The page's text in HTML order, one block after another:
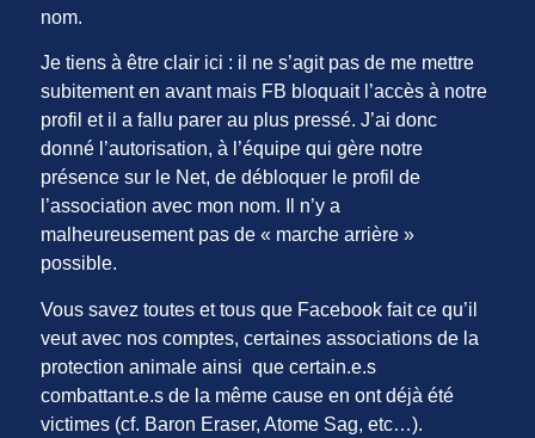
nom.
Je tiens à être clair ici : il ne s’agit pas de me mettre
subitement en avant mais FB bloquait l’accès à notre
profil et il a fallu parer au plus pressé. J’ai donc
donné l’autorisation, à l’équipe qui gère notre
présence sur le Net, de débloquer le profil de
l’association avec mon nom. Il n’y a
malheureusement pas de « marche arrière »
possible.
Vous savez toutes et tous que Facebook fait ce qu’il
veut avec nos comptes, certaines associations de la
protection animale ainsi que certain.e.s
combattant.e.s de la même cause en ont déjà été
victimes (cf. Baron Eraser, Atome Sag, etc…).